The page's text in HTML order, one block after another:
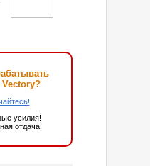
Vectory?
усилия!
отдача!